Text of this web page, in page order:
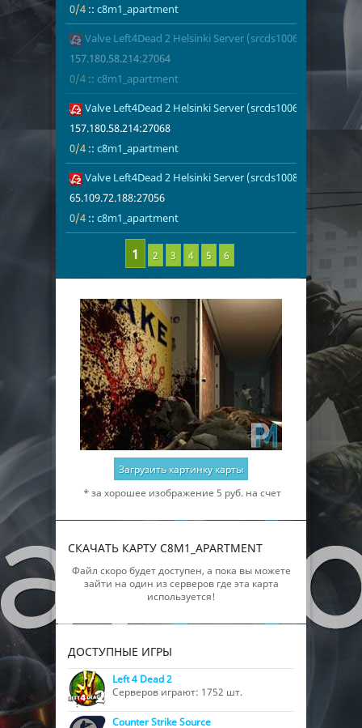
0/4 :: c8m1_apartment
Valve Left4Dead 2 Helsinki Server (srcds1006-hel-
157.180.58.214:27064
0/4 :: c8m1_apartment
Valve Left4Dead 2 Helsinki Server (srcds1006-hel-
157.180.58.214:27068
0/4 :: c8m1_apartment
Valve Left4Dead 2 Helsinki Server (srcds1008-hel-
65.109.72.188:27056
0/4 :: c8m1_apartment
2 3 4 5 6
Загрузить картинку карты
* за хорошее изображение 5 руб. на счет
СКАЧАТЬ КАРТУ C8M1_APARTMENT
Файл скоро будет доступен, а пока вы можете
зайти на один из серверов где эта карта
используется!
ДОСТУПНЫЕ ИГРЫ
Left 4 Dead 2
Серверов играют: 1752 шт.
Counter Strike Source